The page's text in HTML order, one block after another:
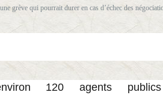
grève qui pourrait durer en cas d’échec des
120 agents